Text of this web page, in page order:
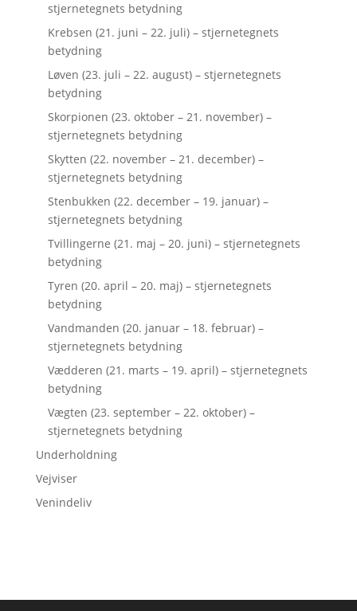
stjernetegnets betydning
Krebsen (21. juni – 22. juli) – stjernetegnets
betydning
Løven (23. juli – 22. august) – stjernetegnets
betydning
Skorpionen (23. oktober – 21. november) –
stjernetegnets betydning
Skytten (22. november – 21. december) –
stjernetegnets betydning
Stenbukken (22. december – 19. januar) –
stjernetegnets betydning
Tvillingerne (21. maj – 20. juni) – stjernetegnets
betydning
Tyren (20. april – 20. maj) – stjernetegnets
betydning
Vandmanden (20. januar – 18. februar) –
stjernetegnets betydning
Vædderen (21. marts – 19. april) – stjernetegnets
betydning
Vægten (23. september – 22. oktober) –
stjernetegnets betydning
Underholdning
Vejviser
Venindeliv